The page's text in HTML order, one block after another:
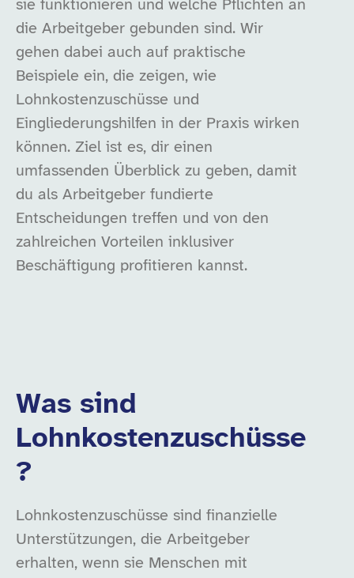
sie funktionieren und welche Pflichten an
die Arbeitgeber gebunden sind. Wir
gehen dabei auch auf praktische
Beispiele ein, die zeigen, wie
Lohnkostenzuschüsse und
Eingliederungshilfen in der Praxis wirken
können. Ziel ist es, dir einen
umfassenden Überblick zu geben, damit
du als Arbeitgeber fundierte
Entscheidungen treffen und von den
zahlreichen Vorteilen inklusiver
Beschäftigung profitieren kannst.
Was sind
Lohnkostenzuschüsse
?
Lohnkostenzuschüsse sind finanzielle
Unterstützungen, die Arbeitgeber
erhalten, wenn sie Menschen mit